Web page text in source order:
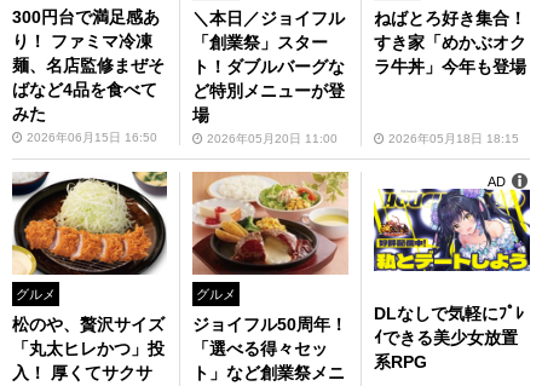
300円台で満足感あ
り！ ファミマ冷凍
麺、名店監修まぜそ
ばなど4品を食べて
みた
2026年06月15日 16:50
＼本日／ジョイフル
「創業祭」スター
ト！ダブルバーグな
ど特別メニューが登
場
2026年05月20日 11:00
ねばとろ好き集合！
すき家「めかぶオク
ラ牛丼」今年も登場
2026年05月18日 18:15
グルメ
松のや、贅沢サイズ
「丸太ヒレかつ」投
入！ 厚くてサクサ
グルメ
ジョイフル50周年！
「選べる得々セッ
ト」など創業祭メニ
DLなしで気軽にﾌﾟﾚ
ｲできる美少女放置
系RPG
AD